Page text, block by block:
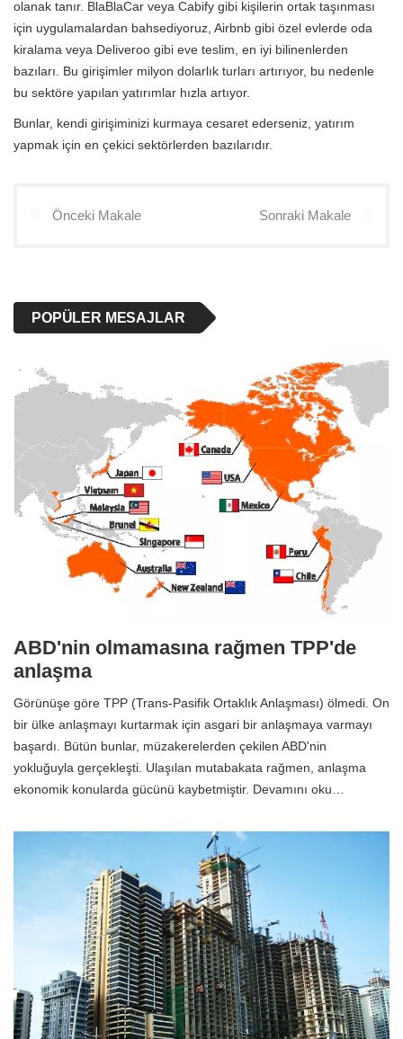
olanak tanır. BlaBlaCar veya Cabify gibi kişilerin ortak taşınması
için uygulamalardan bahsediyoruz, Airbnb gibi özel evlerde oda
kiralama veya Deliveroo gibi eve teslim, en iyi bilinenlerden
bazıları. Bu girişimler milyon dolarlık turları artırıyor, bu nedenle
bu sektöre yapılan yatırımlar hızla artıyor.
Bunlar, kendi girişiminizi kurmaya cesaret ederseniz, yatırım
yapmak için en çekici sektörlerden bazılarıdır.
Önceki Makale Sonraki Makale
POPÜLER MESAJLAR
ABD'nin olmamasına rağmen TPP'de
anlaşma
Görünüşe göre TPP (Trans-Pasifik Ortaklık Anlaşması) ölmedi. On
bir ülke anlaşmayı kurtarmak için asgari bir anlaşmaya varmayı
başardı. Bütün bunlar, müzakerelerden çekilen ABD'nin
yokluğuyla gerçekleşti. Ulaşılan mutabakata rağmen, anlaşma
ekonomik konularda gücünü kaybetmiştir. Devamını oku…